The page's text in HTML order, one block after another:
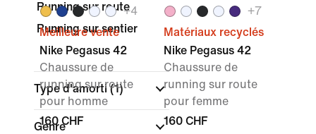
Running sur route
Running sur sentier
Type d'amorti(1)
Genre
+4
Meilleure vente
Nike Pegasus 42
Chaussure de
running sur route
pour homme
160 CHF
+7
Matériaux recyclés
Nike Pegasus 42
Chaussure de
running sur route
pour femme
160 CHF